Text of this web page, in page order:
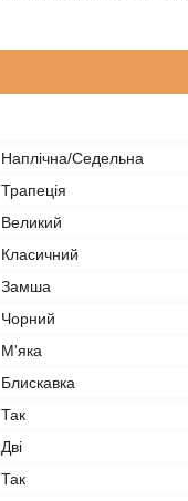
Наплічна/Седельна
Трапеція
Великий
Класичний
Замша
Чорний
М'яка
Блискавка
Так
Дві
Так